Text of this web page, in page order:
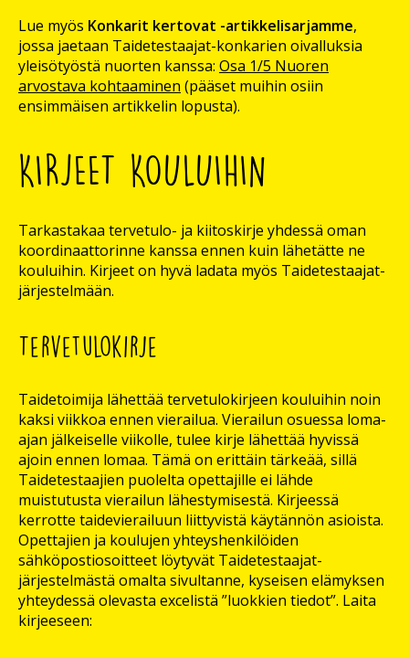
Lue myös Konkarit kertovat -artikkelisarjamme,
jossa jaetaan Taidetestaajat-konkarien oivalluksia
yleisötyöstä nuorten kanssa: Osa 1/5 Nuoren
arvostava kohtaaminen (pääset muihin osiin
ensimmäisen artikkelin lopusta).
KIRJEET KOULUIHIN
Tarkastakaa tervetulo- ja kiitoskirje yhdessä oman
koordinaattorinne kanssa ennen kuin lähetätte ne
kouluihin. Kirjeet on hyvä ladata myös Taidetestaajat-
järjestelmään.
Tervetulokirje
Taidetoimija lähettää tervetulokirjeen kouluihin noin
kaksi viikkoa ennen vierailua. Vierailun osuessa loma-
ajan jälkeiselle viikolle, tulee kirje lähettää hyvissä
ajoin ennen lomaa. Tämä on erittäin tärkeää, sillä
Taidetestaajien puolelta opettajille ei lähde
muistutusta vierailun lähestymisestä. Kirjeessä
kerrotte taidevierailuun liittyvistä käytännön asioista.
Opettajien ja koulujen yhteyshenkilöiden
sähköpostiosoitteet löytyvät Taidetestaajat-
järjestelmästä omalta sivultanne, kyseisen elämyksen
yhteydessä olevasta excelistä ”luokkien tiedot”. Laita
kirjeeseen: